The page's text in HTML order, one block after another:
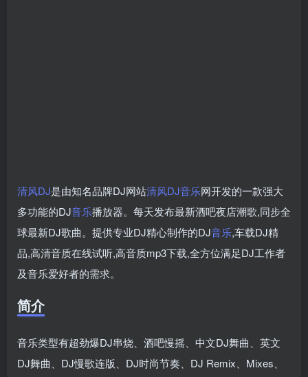
清风DJ是由知名品牌DJ网站清风DJ音乐网开发的一款强大
多功能的DJ音乐播放器。每天发布最新酒吧夜店潮歌,同步全
球最新DJ歌曲。提供专业DJ精心制作的DJ音乐,车载DJ精
品,高清音质在线试听,高音质mp3下载,全方位满足DJ工作者
及音乐爱好者的需求。
简介
音乐类型有超劲爆DJ串烧、酒吧慢摇、中文DJ舞曲、英文
DJ舞曲、DJ慢歌连版、DJ时尚节奏、DJ Remix、Mixes、